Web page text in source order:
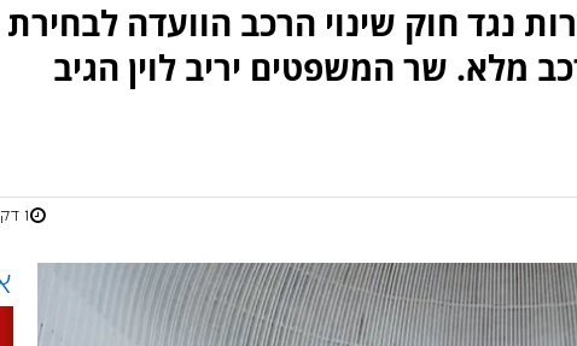
נגד חוק שינוי הרכב הוועדה לבחירת
מלא. שר המשפטים יריב לוין הגיב
1 דקות